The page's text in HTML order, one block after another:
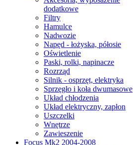
dodatkowe
Filtry
Hamulce
Nadwozie
Napęd - łożyska, półosie
Oświetlenie
Paski, rolki, napinacze
Rozrząd
Silnik - osprzęt, elektryka
Sprzęgło i koła dwumasowe
Układ chłodzenia
Układ elektryczny, zapłon
Uszczelki
Wnętrze
Zawieszenie
Focus Mk2 2004-2008